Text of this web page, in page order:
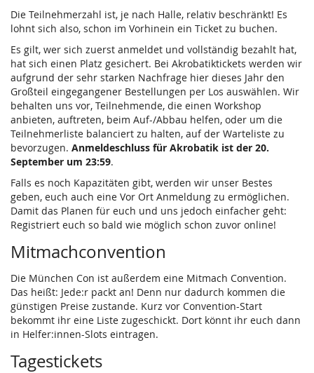
Die Teilnehmerzahl ist, je nach Halle, relativ beschränkt! Es
lohnt sich also, schon im Vorhinein ein Ticket zu buchen.
Es gilt, wer sich zuerst anmeldet und vollständig bezahlt hat,
hat sich einen Platz gesichert. Bei Akrobatiktickets werden wir
aufgrund der sehr starken Nachfrage hier dieses Jahr den
Großteil eingegangener Bestellungen per Los auswählen. Wir
behalten uns vor, Teilnehmende, die einen Workshop
anbieten, auftreten, beim Auf-/Abbau helfen, oder um die
Teilnehmerliste balanciert zu halten, auf der Warteliste zu
bevorzugen. Anmeldeschluss für Akrobatik ist der 20.
September um 23:59.
Falls es noch Kapazitäten gibt, werden wir unser Bestes
geben, euch auch eine Vor Ort Anmeldung zu ermöglichen.
Damit das Planen für euch und uns jedoch einfacher geht:
Registriert euch so bald wie möglich schon zuvor online!
Mitmachconvention
Die München Con ist außerdem eine Mitmach Convention.
Das heißt: Jede:r packt an! Denn nur dadurch kommen die
günstigen Preise zustande. Kurz vor Convention-Start
bekommt ihr eine Liste zugeschickt. Dort könnt ihr euch dann
in Helfer:innen-Slots eintragen.
Tagestickets